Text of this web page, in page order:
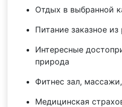
Отдых в выбранной
Питание заказное из
Интересные
природа
Фитнес зал,
Медицинская